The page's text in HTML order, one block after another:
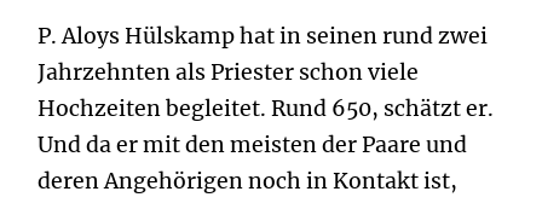
P. Aloys Hülskamp hat in seinen rund zwei
Jahrzehnten als Priester schon viele
Hochzeiten begleitet. Rund 650, schätzt er.
Und da er mit den meisten der Paare und
deren Angehörigen noch in Kontakt ist,